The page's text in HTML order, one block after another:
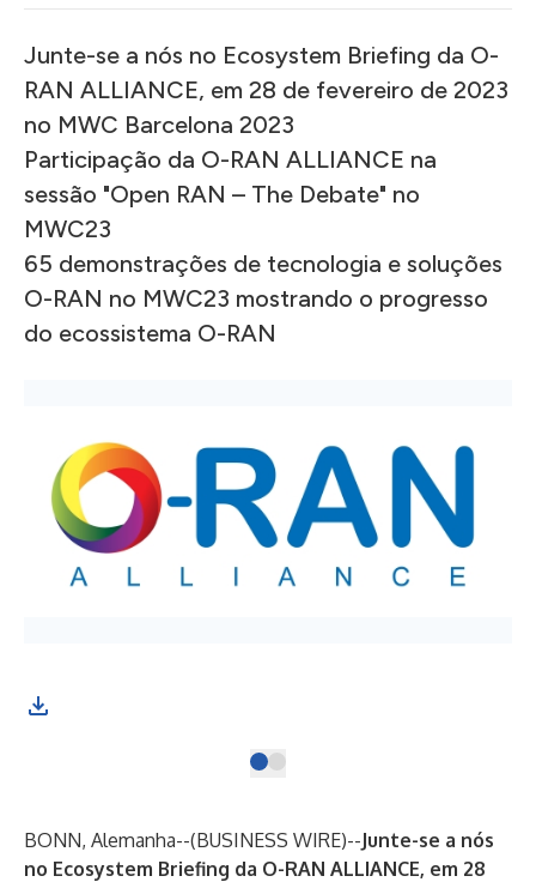
Junte-se a nós no Ecosystem Briefing da O-
RAN ALLIANCE, em 28 de fevereiro de 2023
no MWC Barcelona 2023
Participação da O-RAN ALLIANCE na
sessão "Open RAN – The Debate" no
MWC23
65 demonstrações de tecnologia e soluções
O-RAN no MWC23 mostrando o progresso
do ecossistema O-RAN
BONN, Alemanha--(BUSINESS WIRE)--Junte-se a nós
no Ecosystem Briefing da O-RAN ALLIANCE, em 28